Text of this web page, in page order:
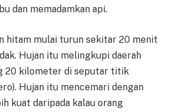
dan memadamkan api.
hitam mulai turun sekitar 20 menit
Hujan itu melingkupi daerah
20 kilometer di seputar titik
Hujan itu mencemari dengan
kuat daripada kalau orang